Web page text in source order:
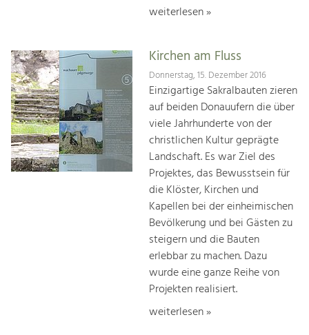
weiterlesen »
Kirchen am Fluss
Donnerstag, 15. Dezember 2016
Einzigartige Sakralbauten zieren
auf beiden Donauufern die über
viele Jahrhunderte von der
christlichen Kultur geprägte
Landschaft. Es war Ziel des
Projektes, das Bewusstsein für
die Klöster, Kirchen und
Kapellen bei der einheimischen
Bevölkerung und bei Gästen zu
steigern und die Bauten
erlebbar zu machen. Dazu
wurde eine ganze Reihe von
Projekten realisiert.
weiterlesen »